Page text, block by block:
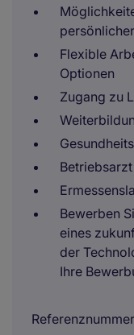
Flexible
Optionen
Zugang zu
Betriebsarzt
Bewerben
eines
der
Ihre
Referenznummer